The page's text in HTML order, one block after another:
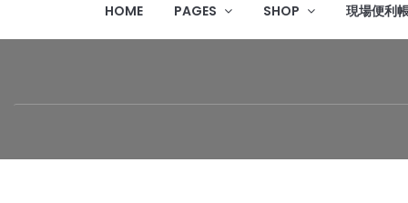
HOME PAGES SHOP 現場便利